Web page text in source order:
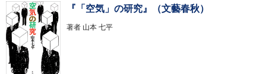
『「空気」の研究』（文藝春秋）
著者 山本 七平